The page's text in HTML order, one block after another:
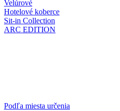
Velúrové
Hotelové koberce
Sit-in Collection
ARC EDITION
Podľa miesta určenia